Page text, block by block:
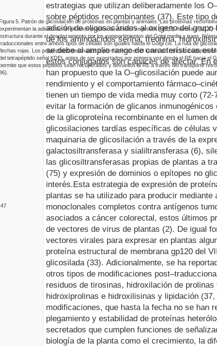
estrategias que utilizan deliberadamente los O
sobre péptidos recombinantes (37). Este tipo
adición de oligosacáridos al oxígeno del
de los aminoácidos serina, treonina,
se debe al amplio rango de características
estos conjugados son capaces de afectar. En
han propuesto que la O–glicosilación puede
rendimiento y el comportamiento
tienen un tiempo de vida media muy corto (72-
5 Patrón de glicosilación de proteínas en plantas y animales. Las proteínas
la adición de N–glicanos propios de células vegetales [α(1,3)–fucosa y
durante el desplazamiento por los compartimientos del Golgi medio ytrans.
entre ambos tipos de células son iguales hasta el Golgicis. La ruta de
rojas. Los polipéptidos destinados a permanecer en el lumen del retículo
tetrapéptido señal KDEL antes de ser exportados por primera vez desde el RE hacia el
que estos péptidos sean recuperados y devueltos al RE a través del transporte
evitar la formación de glicanos
de la glicoproteína recombinante en el lumen
glicosilaciones tardías específicas de células
maquinaria de glicosilación a través de la
galactosiltransferasa y sialiltransferasa (6),
las glicosiltransferasas propias de plantas a
(75) y expresión de dominios o epítopes no
interés.Esta estrategia de expresión de
plantas se ha utilizado para producir
monoclonales completos contra antígenos
asociados a cáncer colorectal, estos últimos
de vectores de virus de plantas (2). De igual
vectores virales para expresar en plantas
proteína estructural de membrana gp120 del
glicosilada (33). Adicionalmente, se ha
otros tipos de modificaciones
residuos de tirosinas, hidroxilación de
hidroxiprolinas e hidroxilisinas y lipidación
modificaciones, que hasta la fecha no se han
plegamiento y estabilidad de proteínas
secretados que cumplen funciones de
biología de la planta como el crecimiento, la